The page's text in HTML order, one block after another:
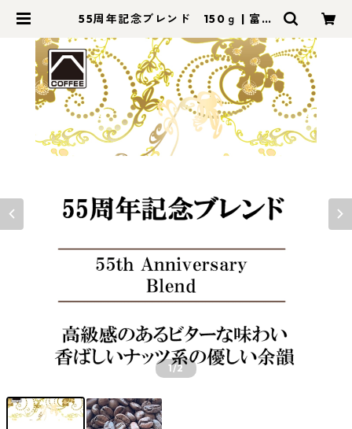
55周年記念ブレンド 150ｇ | 富士
市の自家焙煎珈琲
1/2